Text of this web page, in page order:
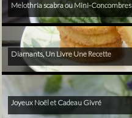
Melothria scabra ou Mini-Concombres
Diamants, Un Livre Une Recette
Joyeux Noël et Cadeau Givré